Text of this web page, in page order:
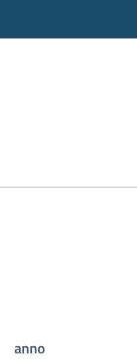
anno